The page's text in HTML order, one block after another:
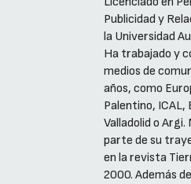
Publicidad y
la Universidad
Ha trabajado y
medios de
años, como
Palentino, ICAL,
Valladolid o
parte de su
en la revista
2000. Además